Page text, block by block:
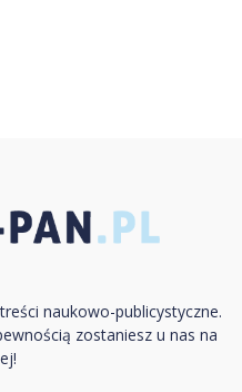
naukowo-publicystyczne.
zostaniesz u nas na